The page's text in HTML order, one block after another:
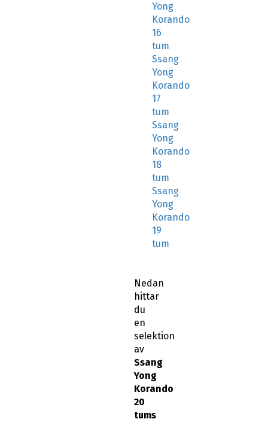
Yong
Korando
16
tum
Ssang
Yong
Korando
17
tum
Ssang
Yong
Korando
18
tum
Ssang
Yong
Korando
19
tum
Nedan
hittar
du
en
selektion
av
Ssang
Yong
Korando
20
tums